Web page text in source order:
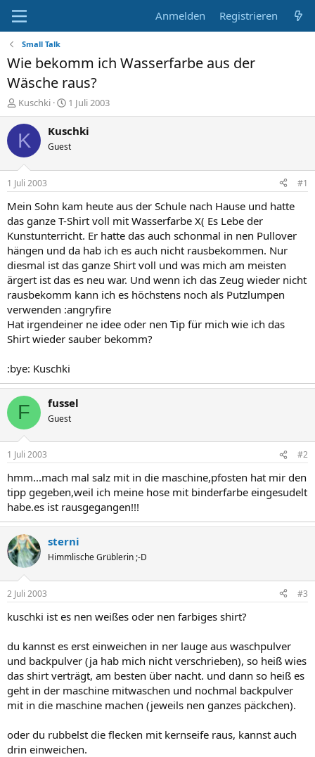
Anmelden Registrieren
Small Talk
Wie bekomm ich Wasserfarbe aus der
Wäsche raus?
E
r
s
e
r
Kuschki
E
r
s
e
t
a
m
1 Juli 2003
K Kuschki
Guest
1 Juli 2003 #1
Mein Sohn kam heute aus der Schule nach Hause und hatte
das ganze T-Shirt voll mit Wasserfarbe X( Es Lebe der
Kunstunterricht. Er hatte das auch schonmal in nen Pullover
hängen und da hab ich es auch nicht rausbekommen. Nur
diesmal ist das ganze Shirt voll und was mich am meisten
ärgert ist das es neu war. Und wenn ich das Zeug wieder nicht
rausbekomm kann ich es höchstens noch als Putzlumpen
verwenden :angryfire
Hat irgendeiner ne idee oder nen Tip für mich wie ich das
Shirt wieder sauber bekomm?
:bye: Kuschki
F fussel
Guest
1 Juli 2003 #2
hmm...mach mal salz mit in die maschine,pfosten hat mir den
tipp gegeben,weil ich meine hose mit binderfarbe eingesudelt
habe.es ist rausgegangen!!!
sterni
Himmlische Grüblerin ;-D
2 Juli 2003 #3
kuschki ist es nen weißes oder nen farbiges shirt?
du kannst es erst einweichen in ner lauge aus waschpulver
und backpulver (ja hab mich nicht verschrieben), so heiß wies
das shirt verträgt, am besten über nacht. und dann so heiß es
geht in der maschine mitwaschen und nochmal backpulver
mit in die maschine machen (jeweils nen ganzes päckchen).
oder du rubbelst die flecken mit kernseife raus, kannst auch
drin einweichen.